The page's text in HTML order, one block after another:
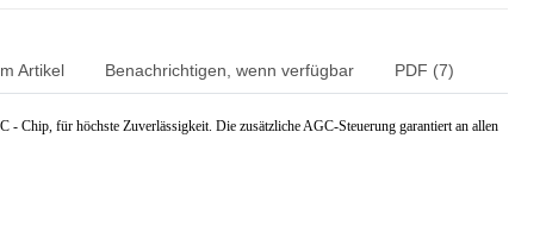
Artikel Benachrichtigen, wenn verfügbar PDF (7)
Chip, für höchste Zuverlässigkeit. Die zusätzliche AGC-Steuerung garantiert an allen